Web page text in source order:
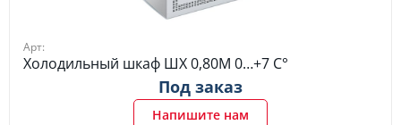
Арт:
Холодильный шкаф ШХ 0,80М 0…+7 C°
Под заказ
Напишите нам